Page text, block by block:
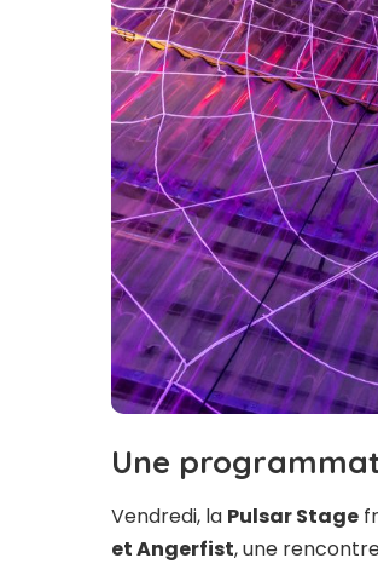
Une
Vendredi, la Pulsar Stage
et Angerfist, une